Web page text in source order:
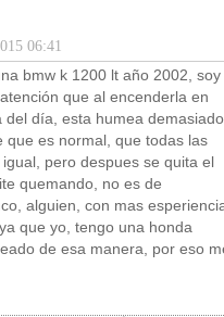
06:41
bmw k 1200 lt año 2002, soy
que al encenderla en
del día, esta humea
que es normal, que todas las
pero despues se quita el
quemando, no es de
alguien, con mas
que yo, tengo una honda
de esa manera, por eso